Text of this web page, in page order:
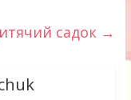
садок →